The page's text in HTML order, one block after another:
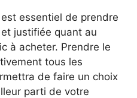
essentiel de prendre
justifiée quant au
à acheter. Prendre le
tous les
de faire un choix
parti de votre